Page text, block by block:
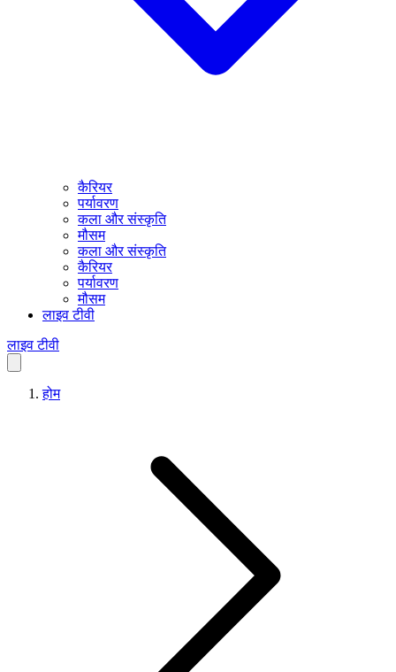
कैरियर
पर्यावरण
कला और संस्कृति
मौसम
कला और संस्कृति
कैरियर
पर्यावरण
मौसम
लाइव टीवी
लाइव टीवी
होम